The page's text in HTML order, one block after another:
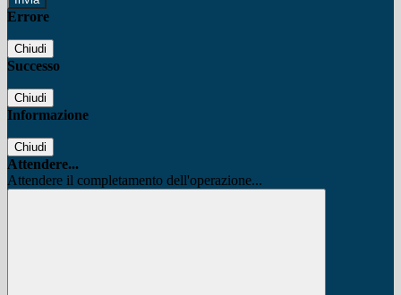
Errore
Chiudi
Successo
Chiudi
Informazione
Chiudi
Attendere...
Attendere il completamento dell'operazione...